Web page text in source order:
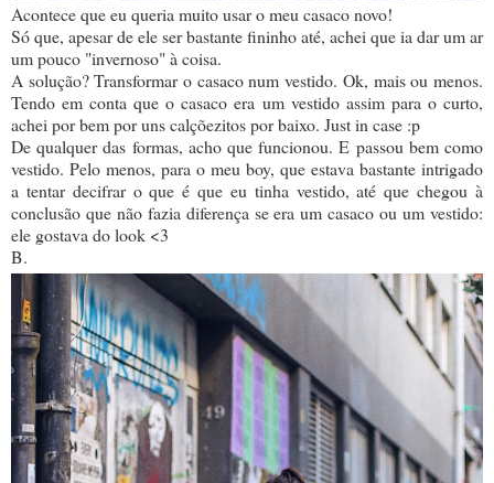
Acontece que eu queria muito usar o meu casaco novo!
Só que, apesar de ele ser bastante fininho até, achei que ia dar um ar
um pouco "invernoso" à coisa.
A solução? Transformar o casaco num vestido. Ok, mais ou menos.
Tendo em conta que o casaco era um vestido assim para o curto,
achei por bem por uns calçõezitos por baixo. Just in case :p
De qualquer das formas, acho que funcionou. E passou bem como
vestido. Pelo menos, para o meu boy, que estava bastante intrigado
a tentar decifrar o que é que eu tinha vestido, até que chegou à
conclusão que não fazia diferença se era um casaco ou um vestido:
ele gostava do look <3
B.